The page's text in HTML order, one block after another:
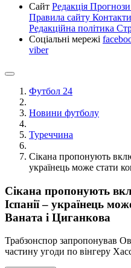
Сайт Редакція Прогнози
Правила сайту Контакти
Редакційна політика
Соціальні мережі
viber
Футбол 24
Новини футболу
Туреччина
Сікана пропонують
українець може стати
Сікана пропонують
Іспанії – українець
Ваната і Циганкова
Трабзонспор запропонував
частину угоди по вінгеру